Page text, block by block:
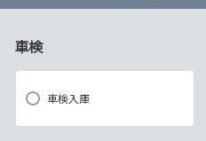
車検
車検入庫